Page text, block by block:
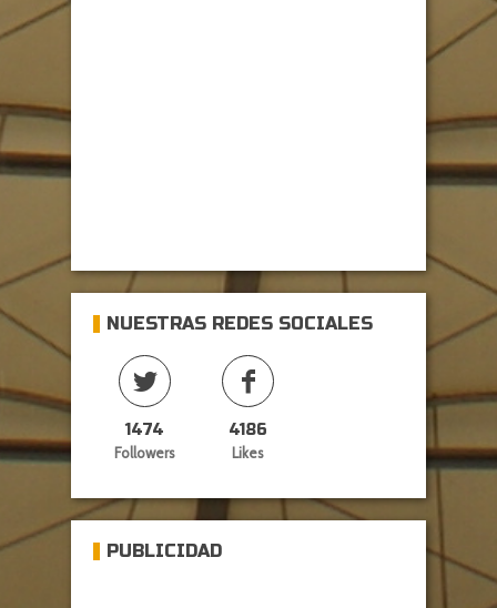
NUESTRAS REDES SOCIALES
1474
Followers
4186
Likes
PUBLICIDAD